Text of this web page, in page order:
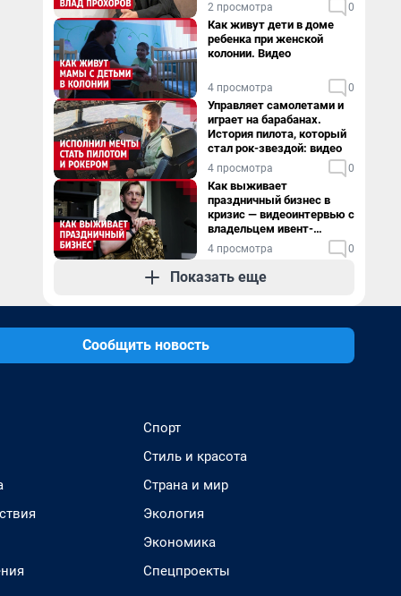
2 просмотра 0
Как живут дети в доме
ребенка при женской
колонии. Видео
4 просмотра 0
Управляет самолетами и
играет на барабанах.
История пилота, который
стал рок-звездой: видео
4 просмотра 0
Как выживает
праздничный бизнес в
кризис — видеоинтервью с
владельцем ивент-
агентства
4 просмотра 0
Показать еще
Сообщить новость
Спорт
Стиль и красота
Страна и мир
Экология
Экономика
Спецпроекты